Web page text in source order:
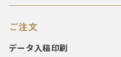
ご注文
データ入稿印刷